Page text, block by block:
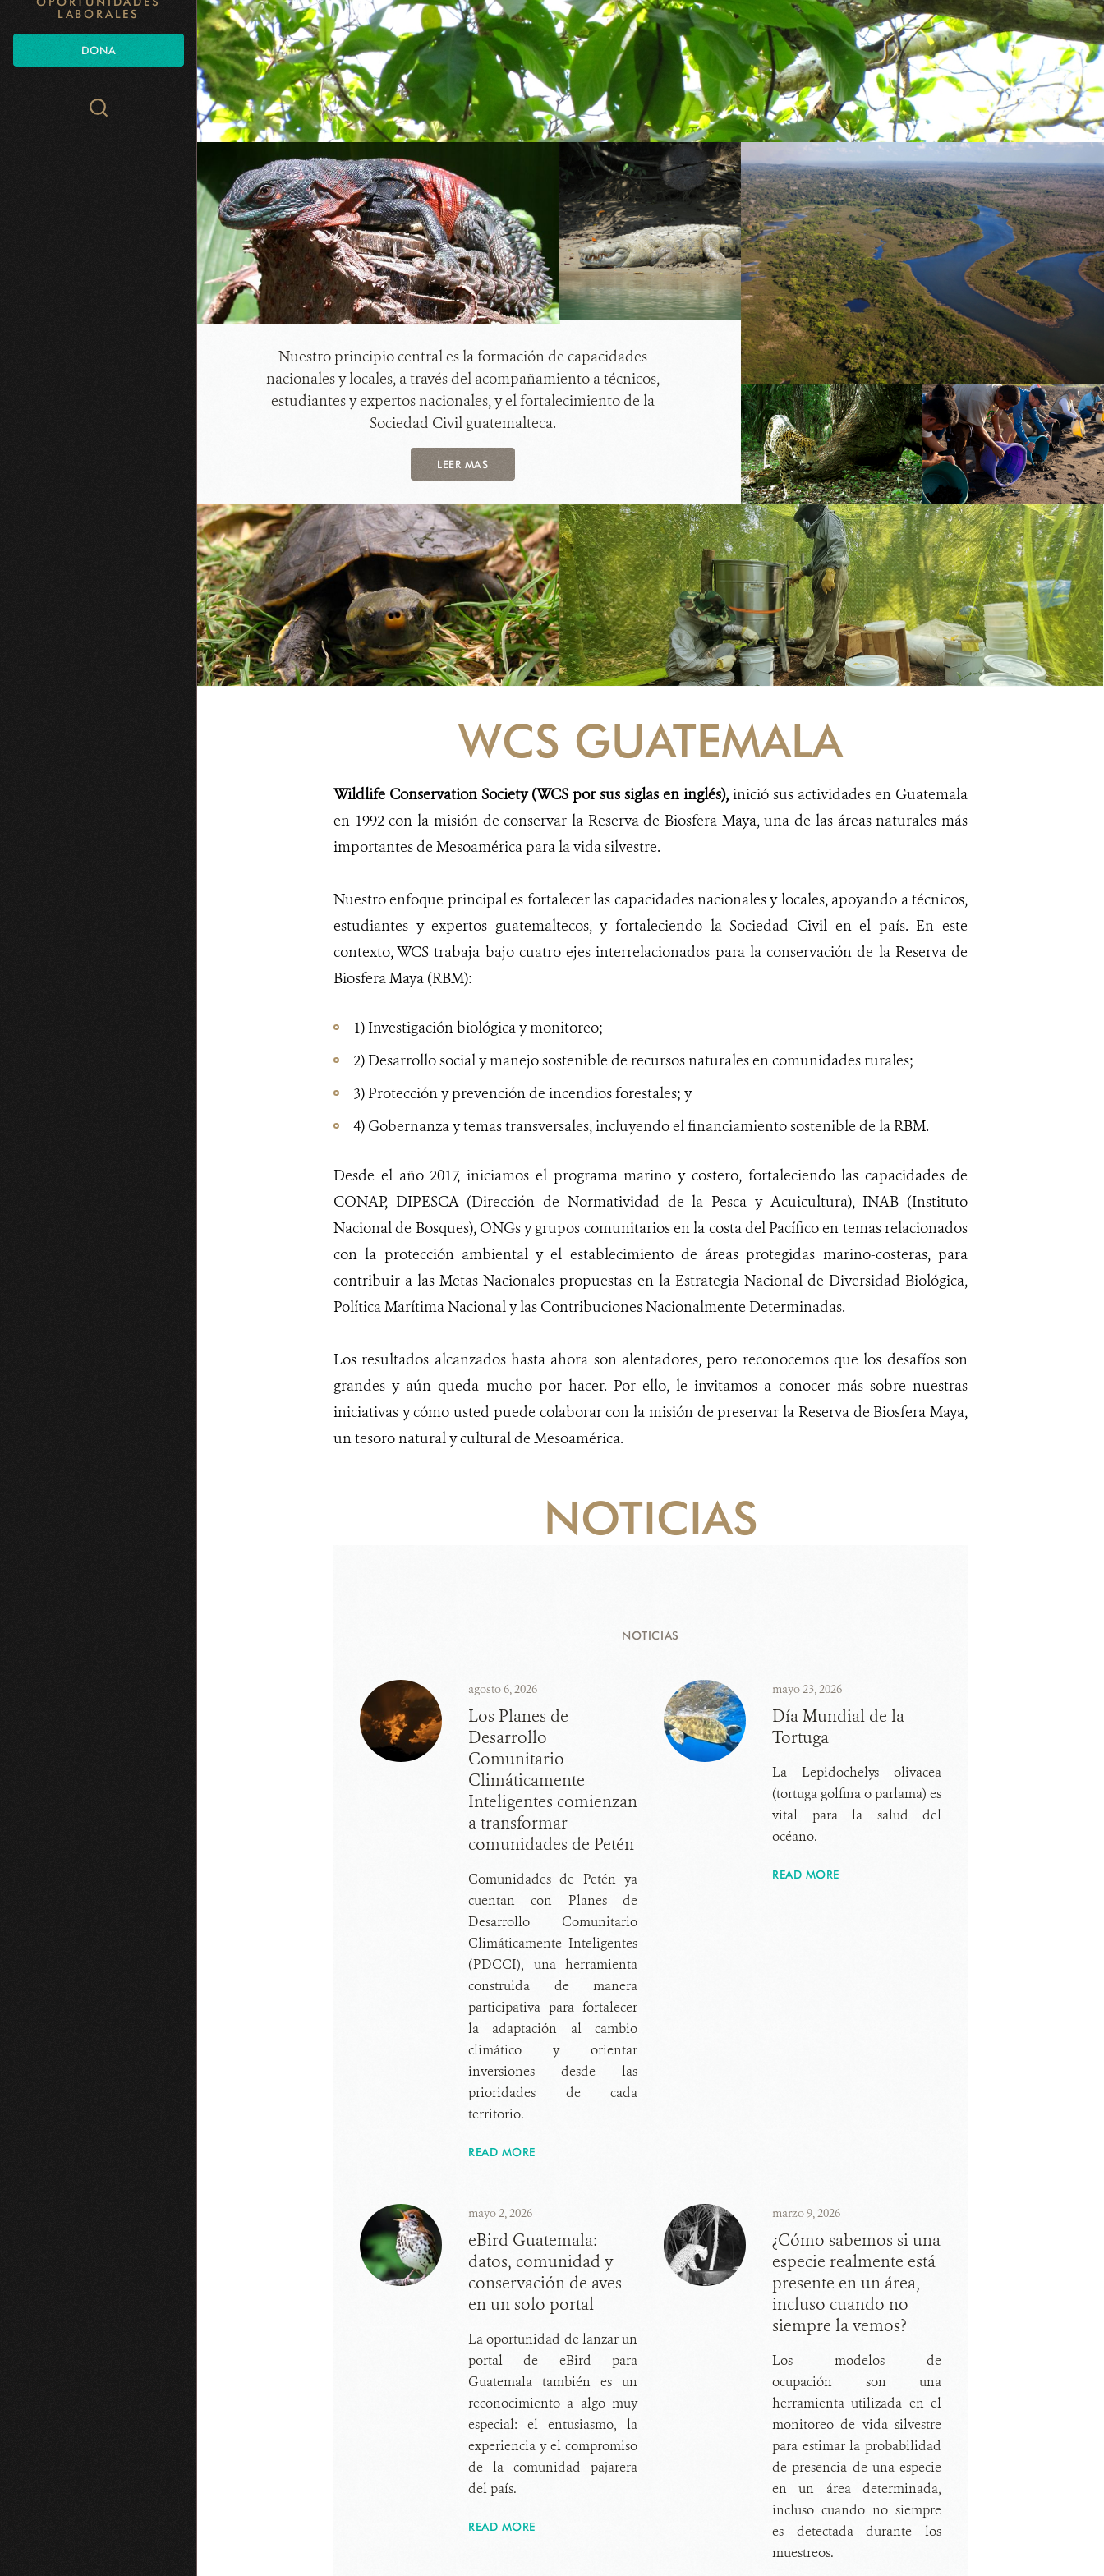
LABORALES
DONA
Search
Nuestro principio central es la formación de capacidades
nacionales y locales, a través del acompañamiento a técnicos,
estudiantes y expertos nacionales, y el fortalecimiento de la
Sociedad Civil guatemalteca.
LEER MAS
WCS GUATEMALA
Wildlife Conservation Society (WCS por sus siglas en inglés), inició sus actividades en Guatemala
en 1992 con la misión de conservar la Reserva de Biosfera Maya, una de las áreas naturales más
importantes de Mesoamérica para la vida silvestre.
Nuestro enfoque principal es fortalecer las capacidades nacionales y locales, apoyando a técnicos,
estudiantes y expertos guatemaltecos, y fortaleciendo la Sociedad Civil en el país. En este
contexto, WCS trabaja bajo cuatro ejes interrelacionados para la conservación de la Reserva de
Biosfera Maya (RBM):
1) Investigación biológica y monitoreo;
2) Desarrollo social y manejo sostenible de recursos naturales en comunidades rurales;
3) Protección y prevención de incendios forestales; y
4) Gobernanza y temas transversales, incluyendo el financiamiento sostenible de la RBM.
Desde el año 2017, iniciamos el programa marino y costero, fortaleciendo las capacidades de
CONAP, DIPESCA (Dirección de Normatividad de la Pesca y Acuicultura), INAB (Instituto
Nacional de Bosques), ONGs y grupos comunitarios en la costa del Pacífico en temas relacionados
con la protección ambiental y el establecimiento de áreas protegidas marino-costeras, para
contribuir a las Metas Nacionales propuestas en la Estrategia Nacional de Diversidad Biológica,
Política Marítima Nacional y las Contribuciones Nacionalmente Determinadas.
Los resultados alcanzados hasta ahora son alentadores, pero reconocemos que los desafíos son
grandes y aún queda mucho por hacer. Por ello, le invitamos a conocer más sobre nuestras
iniciativas y cómo usted puede colaborar con la misión de preservar la Reserva de Biosfera Maya,
un tesoro natural y cultural de Mesoamérica.
NOTICIAS
NOTICIAS
agosto 6, 2026
Los Planes de
Desarrollo
Comunitario
Climáticamente
Inteligentes comienzan
a transformar
comunidades de Petén
Comunidades de Petén ya
cuentan con Planes de
Desarrollo Comunitario
Climáticamente Inteligentes
(PDCCI), una herramienta
construida de manera
participativa para fortalecer
la adaptación al cambio
climático y orientar
inversiones desde las
prioridades de cada
territorio.
READ MORE
mayo 23, 2026
Día Mundial de la
Tortuga
La Lepidochelys olivacea
(tortuga golfina o parlama) es
vital para la salud del
océano.
READ MORE
mayo 2, 2026
eBird Guatemala:
datos, comunidad y
conservación de aves
en un solo portal
La oportunidad de lanzar un
portal de eBird para
Guatemala también es un
reconocimiento a algo muy
especial: el entusiasmo, la
experiencia y el compromiso
de la comunidad pajarera
del país.
READ MORE
marzo 9, 2026
¿Cómo sabemos si una
especie realmente está
presente en un área,
incluso cuando no
siempre la vemos?
Los modelos de
ocupación son una
herramienta utilizada en el
monitoreo de vida silvestre
para estimar la probabilidad
de presencia de una especie
en un área determinada,
incluso cuando no siempre
es detectada durante los
muestreos.